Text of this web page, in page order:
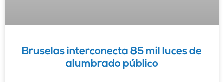
Bruselas interconecta 85 mil luces de
alumbrado público